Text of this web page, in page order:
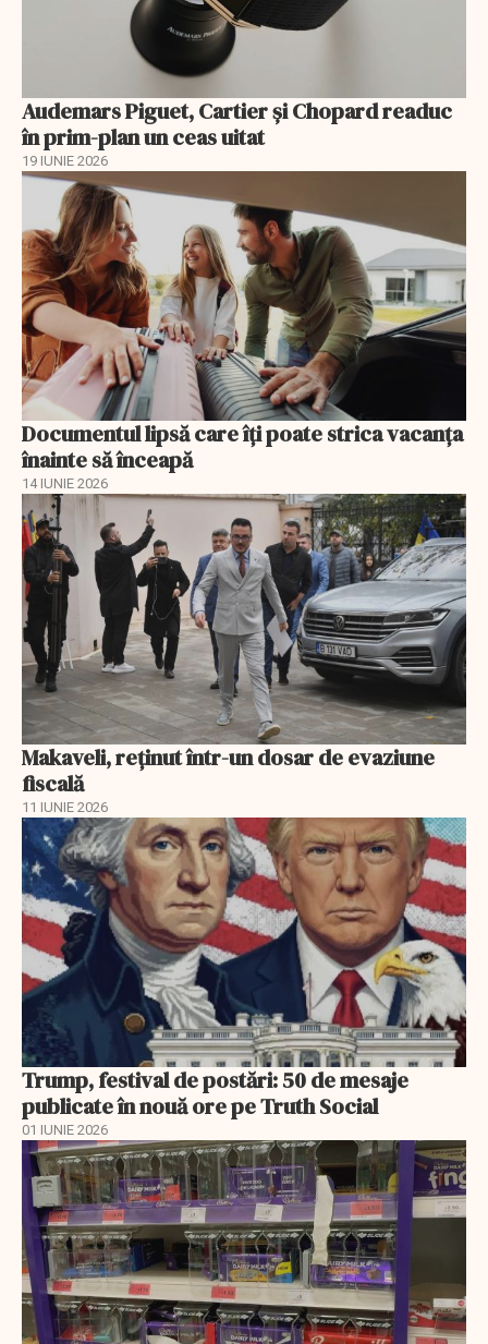
Audemars Piguet, Cartier și Chopard readuc
în prim-plan un ceas uitat
19 IUNIE 2026
Documentul lipsă care îți poate strica vacanța
înainte să înceapă
14 IUNIE 2026
Makaveli, reţinut într-un dosar de evaziune
fiscală
11 IUNIE 2026
Trump, festival de postări: 50 de mesaje
publicate în nouă ore pe Truth Social
01 IUNIE 2026